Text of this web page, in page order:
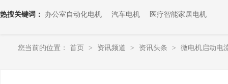
热搜关键词： 办公室自动化电机 汽车电机 医疗智能家居电机
您当前的位置： 首页 > 资讯频道 > 资讯头条 > 微电机启动电